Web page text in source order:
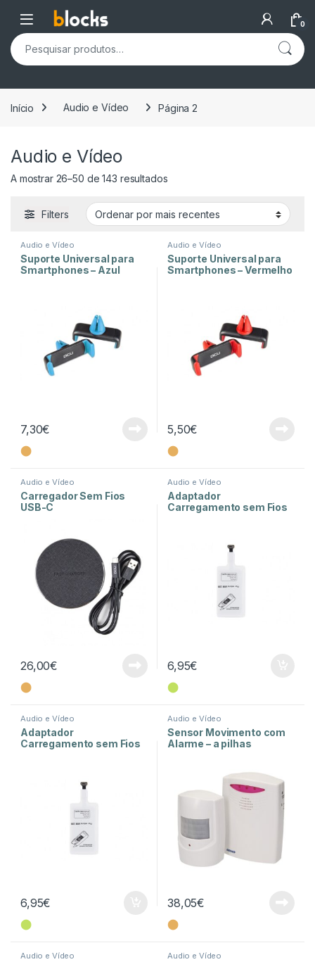
Skip to navigation
Skip to content
Open 0
Pesquisar por:
Início Audio e Vídeo Página 2
Audio e Vídeo
A mostrar 26–50 de 143 resultadosOrdenado por mais recentes
Filters
Audio e Vídeo
Suporte Universal para
Smartphones – Azul
7,30€
⬤
Audio e Vídeo
Suporte Universal para
Smartphones – Vermelho
5,50€
⬤
Audio e Vídeo
Carregador Sem Fios
USB-C
26,00€
⬤
Audio e Vídeo
Adaptador
Carregamento sem Fios
6,95€
⬤
Audio e Vídeo
Adaptador
Carregamento sem Fios
6,95€
⬤
Audio e Vídeo
Sensor Movimento com
Alarme – a pilhas
38,05€
⬤
Audio e Vídeo Audio e Vídeo